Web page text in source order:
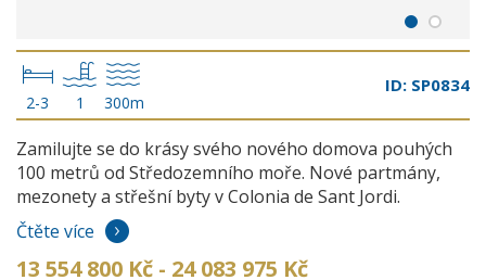
2-3 1 300m
ID: SP0834
Zamilujte se do krásy svého nového domova pouhých
100 metrů od Středozemního moře. Nové partmány,
mezonety a střešní byty v Colonia de Sant Jordi.
Čtěte více
13 554 800 Kč - 24 083 975 Kč